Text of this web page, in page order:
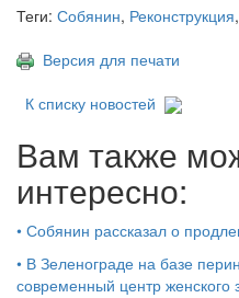
Теги: Собянин, Реконструкция,
Версия для печати
К списку новостей
Вам также
интересно:
• Собянин рассказал о
• В Зеленограде на базе
современный центр женского